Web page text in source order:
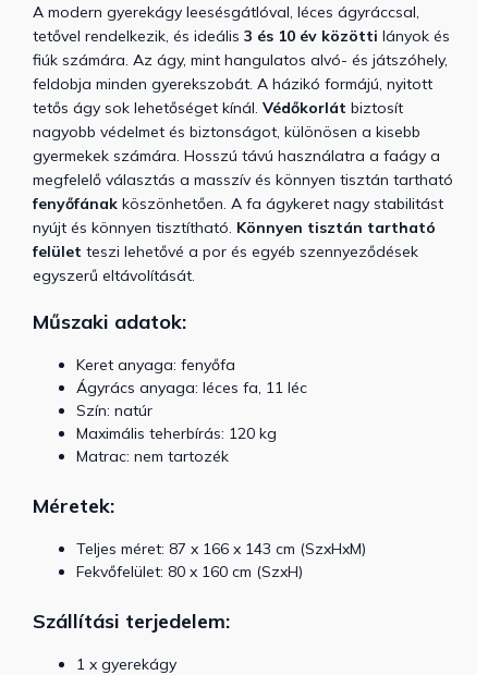
A modern gyerekágy leesésgátlóval, léces ágyráccsal,
tetővel rendelkezik, és ideális 3 és 10 év közötti lányok és
fiúk számára. Az ágy, mint hangulatos alvó- és játszóhely,
feldobja minden gyerekszobát. A házikó formájú, nyitott
tetős ágy sok lehetőséget kínál. Védőkorlát biztosít
nagyobb védelmet és biztonságot, különösen a kisebb
gyermekek számára. Hosszú távú használatra a faágy a
megfelelő választás a masszív és könnyen tisztán tartható
fenyőfának köszönhetően. A fa ágykeret nagy stabilitást
nyújt és könnyen tisztítható. Könnyen tisztán tartható
felület teszi lehetővé a por és egyéb szennyeződések
egyszerű eltávolítását.
Műszaki adatok:
Keret anyaga: fenyőfa
Ágyrács anyaga: léces fa, 11 léc
Szín: natúr
Maximális teherbírás: 120 kg
Matrac: nem tartozék
Méretek:
Teljes méret: 87 x 166 x 143 cm (SzxHxM)
Fekvőfelület: 80 x 160 cm (SzxH)
Szállítási terjedelem:
1 x gyerekágy